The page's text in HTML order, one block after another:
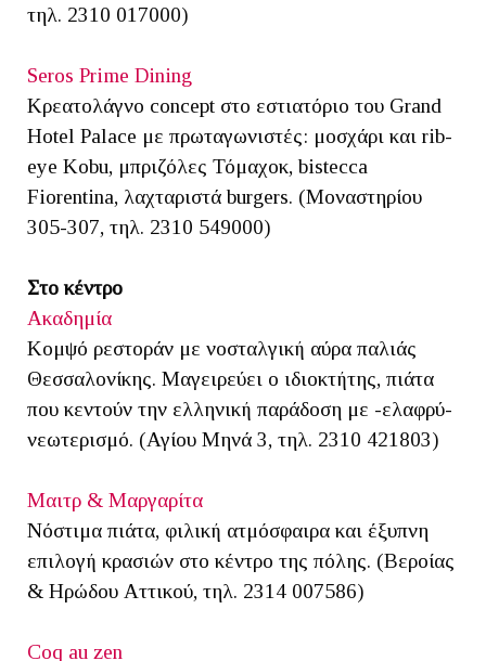
τηλ. 2310 017000)
Seros Prime Dining
Κρεατολάγνο concept στο εστιατόριο του Grand
Hotel Palace με πρωταγωνιστές: μοσχάρι και rib-
eye Kobu, μπριζόλες Τόμαχοκ, bistecca
Fiorentina, λαχταριστά burgers. (Μοναστηρίου
305-307, τηλ. 2310 549000)
Στο κέντρο
Ακαδημία
Κομψό ρεστοράν με νοσταλγική αύρα παλιάς
Θεσσαλονίκης. Μαγειρεύει ο ιδιοκτήτης, πιάτα
που κεντούν την ελληνική παράδοση με -ελαφρύ-
νεωτερισμό. (Αγίου Μηνά 3, τηλ. 2310 421803)
Μαιτρ & Μαργαρίτα
Νόστιμα πιάτα, φιλική ατμόσφαιρα και έξυπνη
επιλογή κρασιών στο κέντρο της πόλης. (Βεροίας
& Ηρώδου Αττικού, τηλ. 2314 007586)
Coq au zen